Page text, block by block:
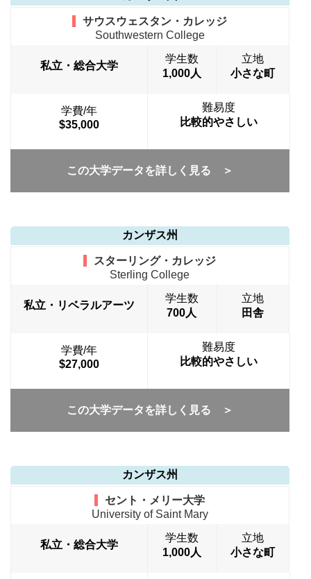
サウスウェスタン・カレッジ
Southwestern College
私立・総合大学
学生数
1,000人
立地
小さな町
学費/年
$35,000
難易度
比較的やさしい
この大学データを詳しく見る ＞
カンザス州
スターリング・カレッジ
Sterling College
私立・リベラルアーツ
学生数
700人
立地
田舎
学費/年
$27,000
難易度
比較的やさしい
この大学データを詳しく見る ＞
カンザス州
セント・メリー大学
University of Saint Mary
私立・総合大学
学生数
1,000人
立地
小さな町